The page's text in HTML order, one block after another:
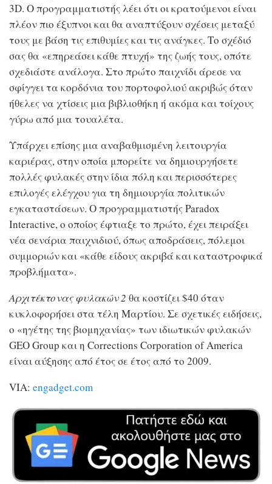
3D. Ο προγραμματιστής λέει ότι οι κρατούμενοι είναι
πλέον πιο έξυπνοι και θα αναπτύξουν σχέσεις μεταξύ
τους με βάση τις επιθυμίες και τις ανάγκες. Το σχέδιό
σας θα «επηρεάσει κάθε πτυχή» της ζωής τους, οπότε
σχεδιάστε ανάλογα. Στο πρώτο παιχνίδι άρεσε να
σφίγγει τα κορδόνια του πορτοφολιού ακριβώς όταν
ήθελες να χτίσεις μια βιβλιοθήκη ή ακόμα και τοίχους
γύρω από μια τουαλέτα.
Υπάρχει επίσης μια αναβαθμισμένη λειτουργία
καριέρας, στην οποία μπορείτε να δημιουργήσετε
πολλές φυλακές στην ίδια πόλη και περισσότερες
επιλογές ελέγχου για τη δημιουργία πολιτικών
εγκαταστάσεων. Ο προγραμματιστής Paradox
Interactive, ο οποίος έφτιαξε το πρώτο, έχει πειράξει
νέα σενάρια παιχνιδιού, όπως αποδράσεις, πόλεμοι
συμμοριών και «κάθε είδους ακριβά και καταστροφικά
προβλήματα».
Αρχιτέκτονας φυλακών 2 θα κοστίζει $40 όταν
κυκλοφορήσει στα τέλη Μαρτίου. Σε σχετικές ειδήσεις,
ο «ηγέτης της βιομηχανίας» των ιδιωτικών φυλακών
GEO Group και η Corrections Corporation of America
είναιαύξησης από έτος σε έτος από το 2009.
VIA: engadget.com